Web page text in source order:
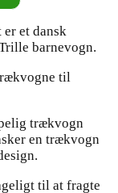
et dansk
barnevogn.
til
trækvogn
en trækvogn
til at fragte